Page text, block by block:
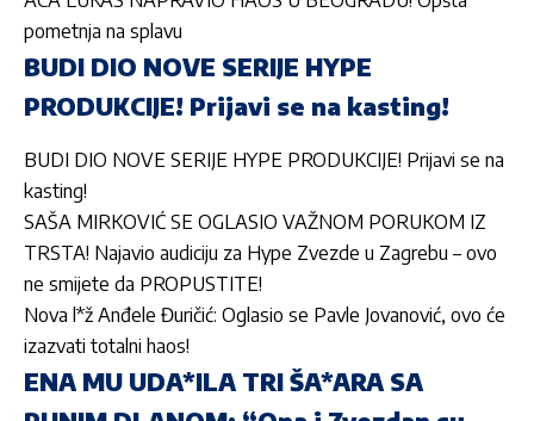
pometnja na splavu
BUDI DIO NOVE SERIJE HYPE
PRODUKCIJE! Prijavi se na kasting!
BUDI DIO NOVE SERIJE HYPE PRODUKCIJE! Prijavi se na
kasting!
SAŠA MIRKOVIĆ SE OGLASIO VAŽNOM PORUKOM IZ
TRSTA! Najavio audiciju za Hype Zvezde u Zagrebu – ovo
ne smijete da PROPUSTITE!
Nova l*ž Anđele Đuričić: Oglasio se Pavle Jovanović, ovo će
izazvati totalni haos!
ENA MU UDA*ILA TRI ŠA*ARA SA